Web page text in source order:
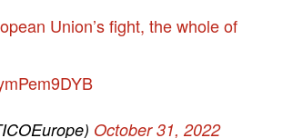
Union’s fight, the whole of
October 31, 2022